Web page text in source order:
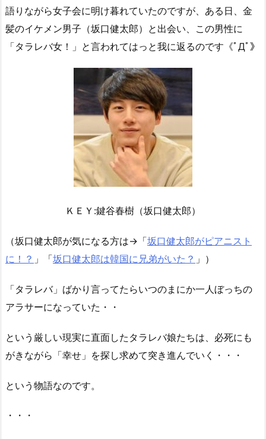
語りながら女子会に明け暮れていたのですが、ある日、金
髪のイケメン男子（坂口健太郎）と出会い、この男性に
「タラレバ女！」と言われてはっと我に返るのです《ﾟДﾟ》
ＫＥＹ:鍵谷春樹（坂口健太郎）
（坂口健太郎が気になる方は→「坂口健太郎がピアニスト
に！？ 」「坂口健太郎は韓国に兄弟がいた？ 」）
「タラレバ」ばかり言ってたらいつのまにか一人ぼっちの
アラサーになっていた・・
という厳しい現実に直面したタラレバ娘たちは、必死にも
がきながら「幸せ」を探し求めて突き進んでいく・・・
という物語なのです。
・・・